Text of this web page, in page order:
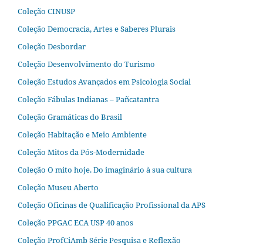
Coleção CINUSP
Coleção Democracia, Artes e Saberes Plurais
Coleção Desbordar
Coleção Desenvolvimento do Turismo
Coleção Estudos Avançados em Psicologia Social
Coleção Fábulas Indianas – Pañcatantra
Coleção Gramáticas do Brasil
Coleção Habitação e Meio Ambiente
Coleção Mitos da Pós-Modernidade
Coleção O mito hoje. Do imaginário à sua cultura
Coleção Museu Aberto
Coleção Oficinas de Qualificação Profissional da APS
Coleção PPGAC ECA USP 40 anos
Coleção ProfCiAmb Série Pesquisa e Reflexão